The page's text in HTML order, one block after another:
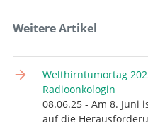
Weitere Artikel
Welthirntumortag
Radioonkologin
08.06.25 - Am 8. Juni
auf die